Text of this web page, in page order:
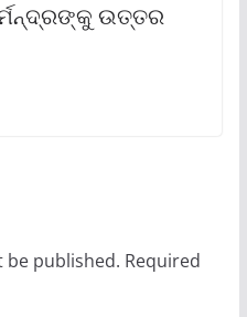
ଉତ୍ତର
be published. Required